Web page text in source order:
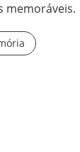
memoráveis.